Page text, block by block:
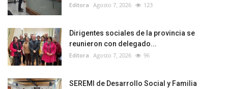
Editora Agosto 7, 2026 123
Dirigentes sociales de la provincia se
reunieron con delegado...
Editora Agosto 7, 2026 96
SEREMI de Desarrollo Social y Familia